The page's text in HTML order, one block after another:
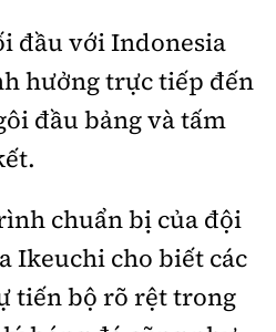
đầu với Indonesia
hưởng trực tiếp đến
đầu bảng và tấm
chuẩn bị của đội
Ikeuchi cho biết các
tiến bộ rõ rệt trong